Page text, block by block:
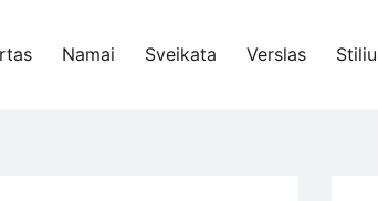
Namai Sveikata Verslas